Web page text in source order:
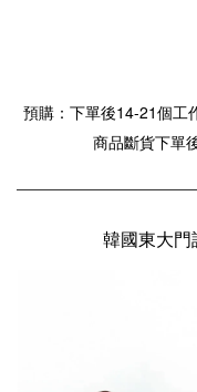
預購：下單後14-21個工
商品斷貨下單
韓國東大